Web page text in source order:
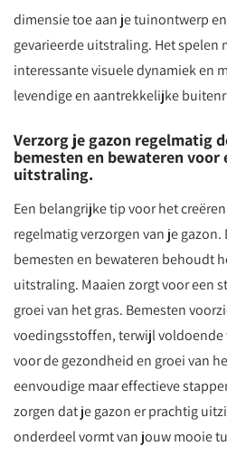
dimensie toe aan je tuinontwerp
gevarieerde uitstraling. Het spelen
interessante visuele dynamiek en
levendige en aantrekkelijke
Verzorg je gazon regelmatig
bemesten en bewateren voor
uitstraling.
Een belangrijke tip voor het
regelmatig verzorgen van je
bemesten en bewateren behoudt
uitstraling. Maaien zorgt voor een
groei van het gras. Bemesten
voedingsstoffen, terwijl voldoende
voor de gezondheid en groei van
eenvoudige maar effectieve
zorgen dat je gazon er prachtig
onderdeel vormt van jouw mooie